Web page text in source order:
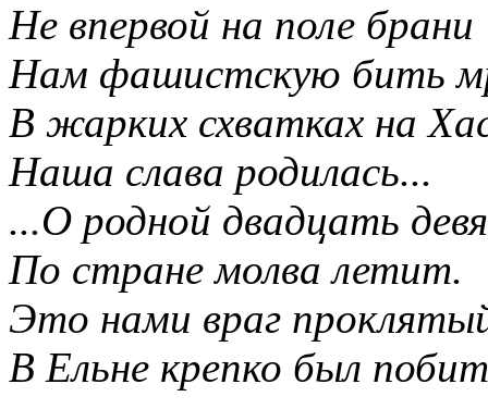
Не впервой на поле брани
Нам фашистскую бить
В жарких схватках на
Наша слава родилась...
...О родной двадцать
По стране молва летит.
Это нами враг
В Ельне крепко был